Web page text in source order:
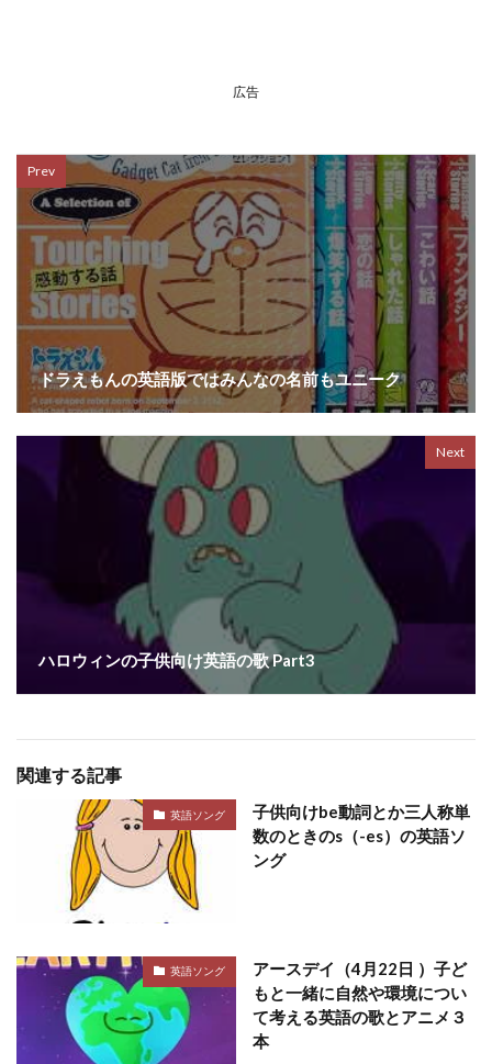
広告
Prev
ドラえもんの英語版ではみんなの名前もユニーク
Next
ハロウィンの子供向け英語の歌 Part3
関連する記事
英語ソング
子供向けbe動詞とか三人称単
数のときのs（-es）の英語ソ
ング
英語ソング
アースデイ（4月22日 ）子ど
もと一緒に自然や環境につい
て考える英語の歌とアニメ３
本